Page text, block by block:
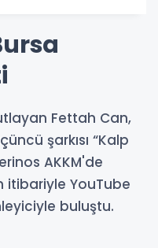
Fettah Can,
şarkısı “Kalp
AKKM'de
itibariyle YouTube
buluştu.